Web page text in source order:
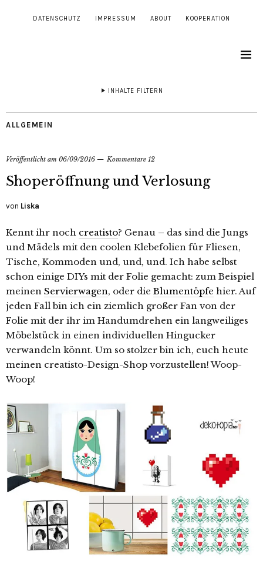
DATENSCHUTZ IMPRESSUM ABOUT KOOPERATION
INHALTE FILTERN
ALLGEMEIN
Veröffentlicht am 06/09/2016 Kommentare 12
Shoperöffnung und Verlosung
von Liska
Kennt ihr noch creatisto? Genau – das sind die Jungs
und Mädels mit den coolen Klebefolien für Fliesen,
Tische, Kommoden und, und, und. Ich habe selbst
schon einige DIYs mit der Folie gemacht: zum Beispiel
meinen Servierwagen, oder die Blumentöpfe hier. Auf
jeden Fall bin ich ein ziemlich großer Fan von der
Folie mit der ihr im Handumdrehen ein langweiliges
Möbelstück in einen individuellen Hingucker
verwandeln könnt. Um so stolzer bin ich, euch heute
meinen creatisto-Design-Shop vorzustellen! Woop-
Woop!